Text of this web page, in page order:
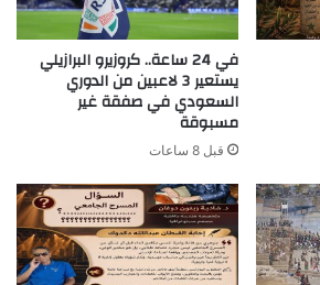
في 24 ساعة.. كروزيرو البرازيلي
يستعير 3 لاعبين من الدوري
السعودي في صفقة غير
مسبوقة
قبل 8 ساعات